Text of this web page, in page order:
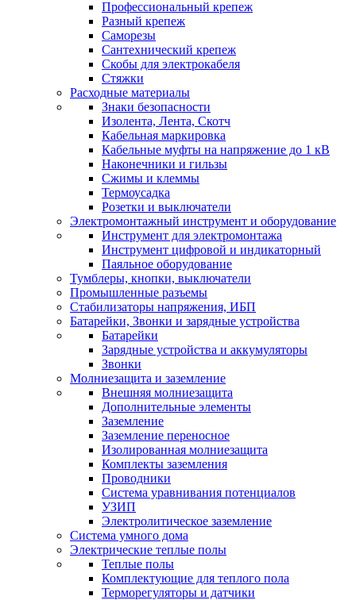
Профессиональный крепеж
Разный крепеж
Саморезы
Сантехнический крепеж
Скобы для электрокабеля
Стяжки
Расходные материалы
Знаки безопасности
Изолента, Лента, Скотч
Кабельная маркировка
Кабельные муфты на напряжение до 1 кВ
Наконечники и гильзы
Сжимы и клеммы
Термоусадка
Розетки и выключатели
Электромонтажный инструмент и оборудование
Инструмент для электромонтажа
Инструмент цифровой и индикаторный
Паяльное оборудование
Тумблеры, кнопки, выключатели
Промышленные разъемы
Стабилизаторы напряжения, ИБП
Батарейки, Звонки и зарядные устройства
Батарейки
Зарядные устройства и аккумуляторы
Звонки
Молниезащита и заземление
Внешняя молниезащита
Дополнительные элементы
Заземление
Заземление переносное
Изолированная молниезащита
Комплекты заземления
Проводники
Система уравнивания потенциалов
УЗИП
Электролитическое заземление
Система умного дома
Электрические теплые полы
Теплые полы
Комплектующие для теплого пола
Терморегуляторы и датчики